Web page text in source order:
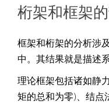
桁架和框架
框架和桁架的分析涉
中。其结果就是描述
理论框架包括诸如静
矩的总和为零)、结点